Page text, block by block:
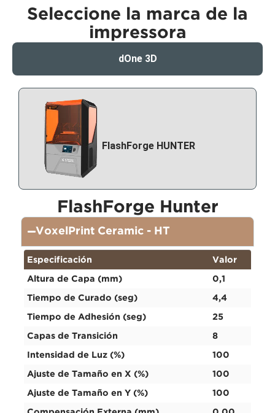
Seleccione la marca de la
impressora
dOne 3D
FlashForge HUNTER
FlashForge Hunter
VoxelPrint Ceramic - HT
Especificación Valor
Altura de Capa (mm) 0,1
Tiempo de Curado (seg) 4,4
Tiempo de Adhesión (seg) 25
Capas de Transición 8
Intensidad de Luz (%) 100
Ajuste de Tamaño en X (%) 100
Ajuste de Tamaño en Y (%) 100